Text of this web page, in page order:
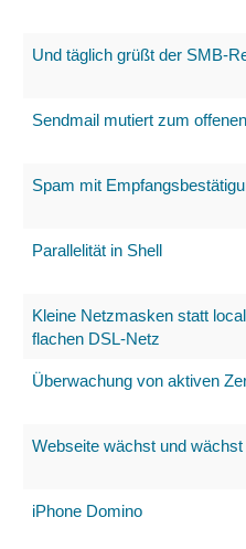
Impressum
Datenschutz
Und täglich grüßt der SMB-
Sendmail mutiert zum
Spam mit
Parallelität in Shell
Kleine Netzmasken statt
flachen DSL-Netz
Überwachung von aktiven
Webseite wächst und wächst
iPhone Domino